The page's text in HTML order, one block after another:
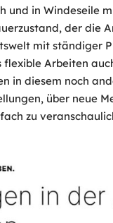
und in Windeseile
der die
mit ständiger
Arbeiten
in diesem noch
über neue
zu